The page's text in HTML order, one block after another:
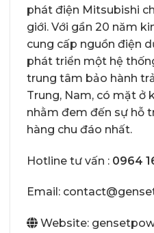
phát điện Mitsubishi
giới. Với gần 20 năm
cung cấp nguồn điện
phát triển một hệ
trung tâm bảo hành
Trung, Nam, có mặt ở
nhằm đem đến sự hỗ
hàng chu đáo nhất.
Hotline tư vấn : 0964
Email:
Website: